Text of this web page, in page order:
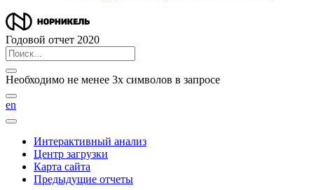
Годовой отчет 2020
Необходимо не менее 3х символов в запросе
en
Интерактивный анализ
Центр загрузки
Карта сайта
Предыдущие отчеты